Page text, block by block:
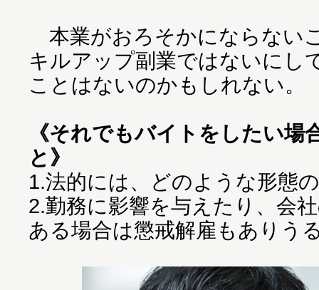
本業がおろそかにならない
キルアップ副業ではないにし
ことはないのかもしれない。
《それでもバイトをしたい場
と》
1.法的には、どのような形態
2.勤務に影響を与えたり、会
ある場合は懲戒解雇もありう